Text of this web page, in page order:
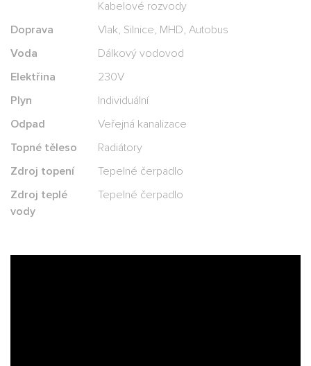
Kabelové rozvody
Doprava
Vlak, Silnice, MHD, Autobus
Voda
Dálkový vodovod
Elektřina
230V
Plyn
Individuální
Odpad
Veřejná kanalizace
Topné těleso
Radiátory
Zdroj topení
Tepelné čerpadlo
Zdroj teplé
vody
Tepelné čerpadlo